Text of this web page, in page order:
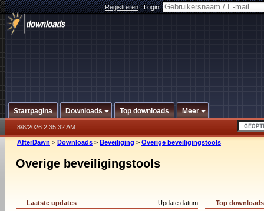
Registreren|Login:
Startpagina Downloads Top downloads Meer
8/8/2026 2:35:32 AM
AfterDawn > Downloads > Beveiliging > Overige beveiligingstools
Overige beveiligingstools
Update datum
Laatste updates
Top downloads